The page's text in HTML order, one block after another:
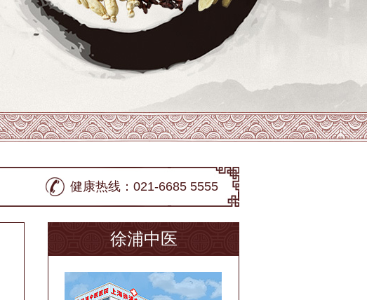
健康热线：021-6685 5555
徐浦中医